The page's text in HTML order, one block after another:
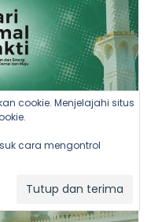
cookie. Menjelajahi situs
cara mengontrol